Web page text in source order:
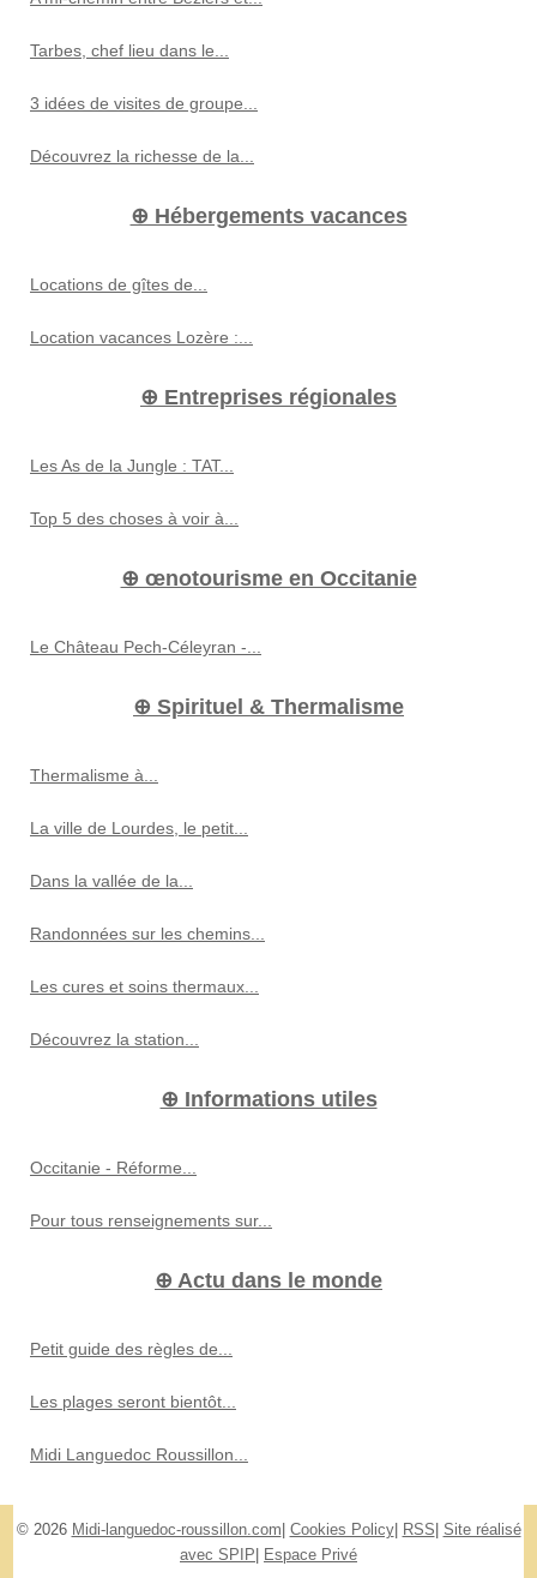
Tarbes, chef lieu dans le...
3 idées de visites de groupe...
Découvrez la richesse de la...
⊕ Hébergements vacances
Locations de gîtes de...
Location vacances Lozère :...
⊕ Entreprises régionales
Les As de la Jungle : TAT...
Top 5 des choses à voir à...
⊕ œnotourisme en Occitanie
Le Château Pech-Céleyran -...
⊕ Spirituel & Thermalisme
Thermalisme à...
La ville de Lourdes, le petit...
Dans la vallée de la...
Randonnées sur les chemins...
Les cures et soins thermaux...
Découvrez la station...
⊕ Informations utiles
Occitanie - Réforme...
Pour tous renseignements sur...
⊕ Actu dans le monde
Petit guide des règles de...
Les plages seront bientôt...
Midi Languedoc Roussillon...
© 2026 Midi-languedoc-roussillon.com Cookies Policy| RSS Site réalisé
avec SPIP
Espace Privé